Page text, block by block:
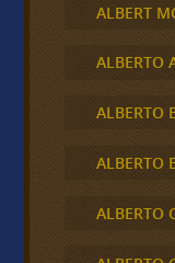
ALBERT
ALBERTO
ALBERTO
ALBERTO
ALBERTO